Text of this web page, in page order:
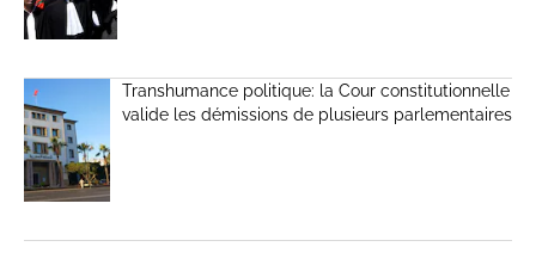
Transhumance politique: la Cour constitutionnelle
valide les démissions de plusieurs parlementaires